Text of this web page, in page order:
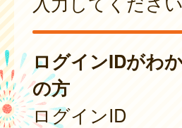
ログインIDがわ
の方
ログインID